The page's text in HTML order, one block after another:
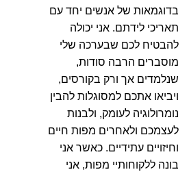
בדוגמאות של אנשים יחד עם
תאריכי לידתם. אני יכולה
להבטיח לכם שבערכה שלי
מוסברים הרבה סודות,
שנלמדים אך ורק בקורסים,
ויביאו אתכם למסוגלות להבין
נומרולוגיה לעומק, ולבנות
לעצמכם ולאחרים מפות חיים
וחיזויים עתידיים. כאשר אני
בונה ללקוחותיי מפות, אני